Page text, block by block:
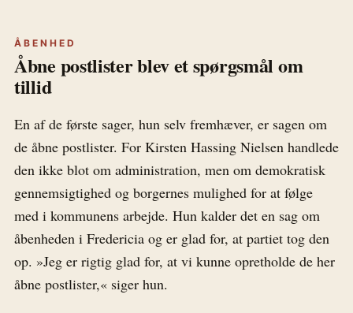
ÅBENHED
Åbne postlister blev et spørgsmål om
tillid
En af de første sager, hun selv fremhæver, er sagen om
de åbne postlister. For Kirsten Hassing Nielsen handlede
den ikke blot om administration, men om demokratisk
gennemsigtighed og borgernes mulighed for at følge
med i kommunens arbejde. Hun kalder det en sag om
åbenheden i Fredericia og er glad for, at partiet tog den
op. »Jeg er rigtig glad for, at vi kunne opretholde de her
åbne postlister,« siger hun.